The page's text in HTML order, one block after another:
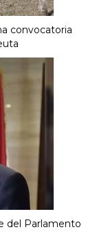
convocatoria
del Parlamento